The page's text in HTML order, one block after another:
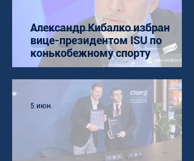
Александр Кибалко избран
вице-президентом ISU по
конькобежному спорту
5 июн.